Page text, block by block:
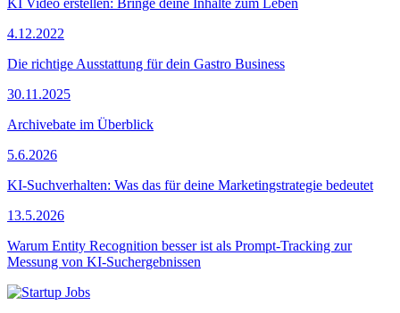
4.12.2022
Die richtige Ausstattung für dein Gastro Business
30.11.2025
Archivebate im Überblick
5.6.2026
KI-Suchverhalten: Was das für deine Marketingstrategie bedeutet
13.5.2026
Warum Entity Recognition besser ist als Prompt-Tracking zur
Messung von KI-Suchergebnissen